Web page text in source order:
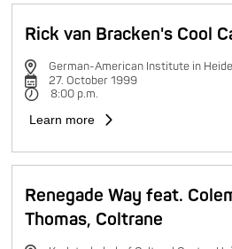
Rick van Bracken's Cool
German-American Institute in
27. October 1999
8:00 p.m.
Learn more
Renegade Way feat.
Thomas, Coltrane